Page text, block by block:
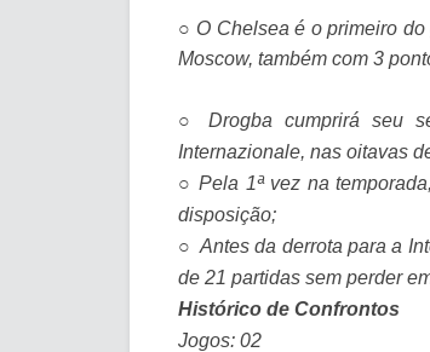
○ O Chelsea é o primeiro
Moscow, também com 3
○
Drogba cumprirá seu
Internazionale, nas oitavas
○ Pela 1ª vez na
disposição;
○ Antes da derrota para a
de 21 partidas sem perder
Histórico de Confrontos
Jogos: 02